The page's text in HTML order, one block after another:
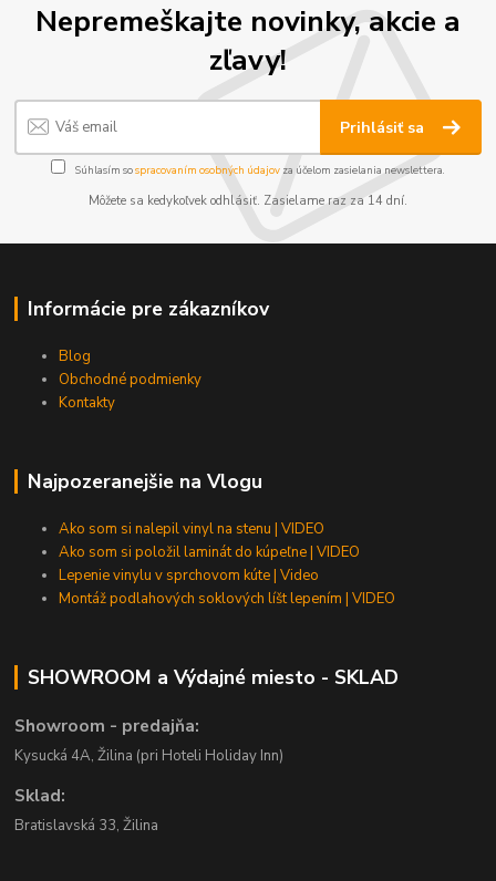
Nepremeškajte novinky, akcie a
zľavy!
Prihlásiť sa
Súhlasím sospracovaním osobných údajov za účelom zasielania newslettera.
Môžete sa kedykoľvek odhlásiť. Zasielame raz za 14 dní.
Informácie pre zákazníkov
Blog
Obchodné podmienky
Kontakty
Najpozeranejšie na Vlogu
Ako som si nalepil vinyl na stenu | VIDEO
Ako som si položil laminát do kúpeľne | VIDEO
Lepenie vinylu v sprchovom kúte | Video
Montáž podlahových soklových líšt lepením | VIDEO
SHOWROOM a Výdajné miesto - SKLAD
Showroom - predajňa:
Kysucká 4A, Žilina (pri Hoteli Holiday Inn)
Sklad:
Bratislavská 33, Žilina